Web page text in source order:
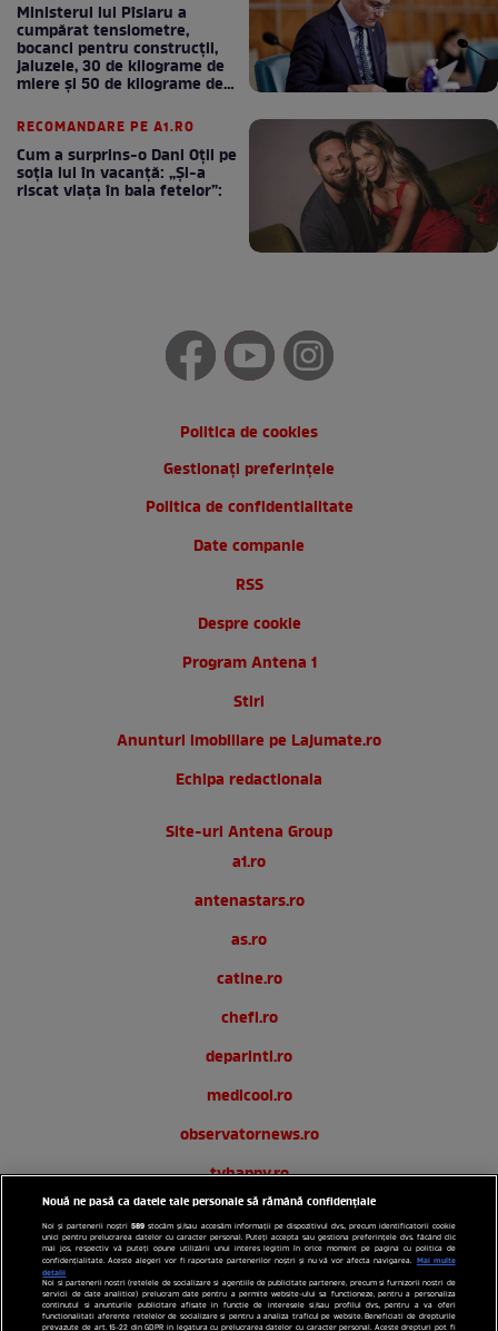
Ministerul lui Pîslaru a
cumpărat tensiometre,
bocanci pentru construcții,
jaluzele, 30 de kilograme de
miere și 50 de kilograme de
RECOMANDARE PE A1.RO
Cum a surprins-o Dani Oțil pe
soția lui în vacanță: „Și-a
riscat viața în baia fetelor”:
Politica de cookies
Gestionați preferințele
Politica de confidentialitate
Date companie
RSS
Despre cookie
Program Antena 1
Stiri
Anunturi imobiliare pe Lajumate.ro
Echipa redactionala
Site-uri Antena Group
a1.ro
antenastars.ro
as.ro
catine.ro
chefi.ro
deparinti.ro
medicool.ro
observatornews.ro
tvhappy.ro
useit.ro
zutv.ro
Trends AntenaPLAY
Nouă ne pasă ca datele tale personale să rămână confidențiale
Noi și partenerii noștri589 stocăm și/sau accesăm informații pe dispozitivul dvs., precum identificatorii cookie
unici pentru prelucrarea datelor cu caracter personal. Puteți accepta sau gestiona preferințele dvs. făcând clic
mai jos, respectiv vă puteți opune utilizării unui interes legitim în orice moment pe pagina cu politica de
confidențialitate. Aceste alegeri vor fi raportate partenerilor noștri și nu vă vor afecta navigarea. Mai multe
detalii
Noi si partenerii nostri (retelele de socializare si agentiile de publicitate partenere, precum si furnizorii nostri de
servicii de date analitice) prelucram date pentru a permite website-ului sa functioneze, pentru a personaliza
continutul si anunturile publicitare afisate in functie de interesele si/sau profilul dvs., pentru a va oferi
functionalitati aferente retelelor de socializare si pentru a analiza traficul pe website. Beneficiati de drepturile
prevazute de art. 15-22 din GDPR in legatura cu prelucrarea datelor cu caracter personal. Aceste drepturi pot fi